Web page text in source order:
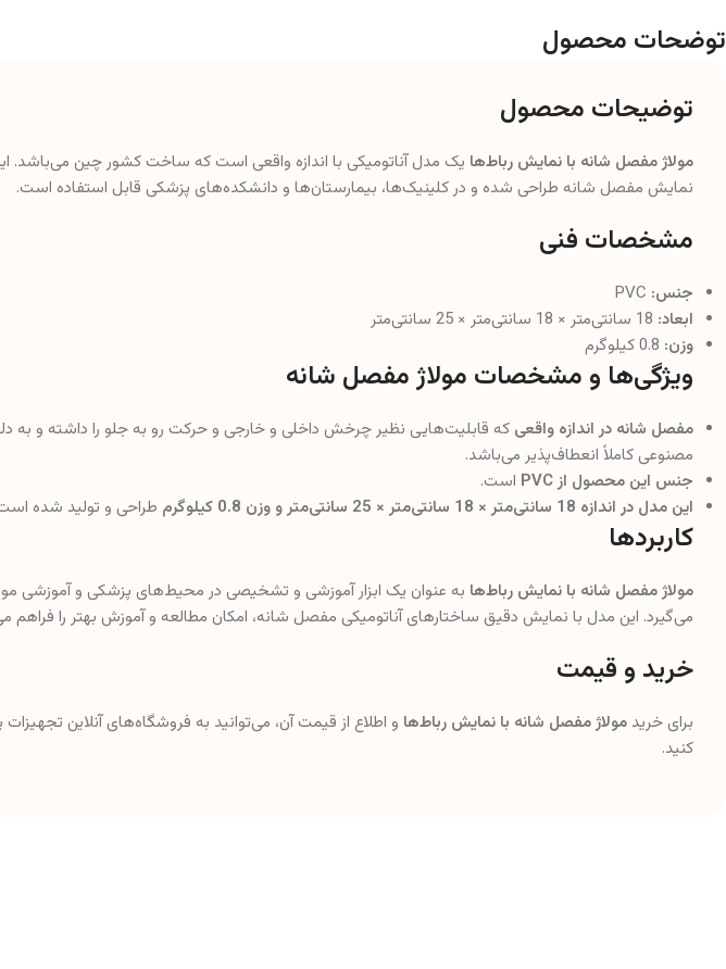
توضحات محصول
توضیحات محصول
مولاژ مفصل شانه با نمایش رباط‌ها یک مدل آناتومیکی با اندازه واقعی است که ساخت کشور چین می‌باشد.
نمایش مفصل شانه طراحی شده و در کلینیک‌ها، بیمارستان‌ها و دانشکده‌های پزشکی قابل استفاده است.
مشخصات فنی
جنس:
ابعاد:
وزن:
ویژگی‌ها و مشخصات مولاژ مفصل شانه
مفصل شانه در اندازه واقعی که قابلیت‌هایی نظیر چرخش داخلی و خارجی و حرکت رو به جلو را داشته و به
مصنوعی کاملاً انعطاف‌پذیر می‌باشد.
جنس این محصول از PVC
است.
این مدل در اندازه 18 سانتی‌متر × 18 سانتی‌متر × 25 سانتی‌متر و وزن 0.8 کیلوگرم
طراحی و تولید شده
کاربردها
مولاژ مفصل شانه با نمایش رباط‌ها به عنوان یک ابزار آموزشی و تشخیصی در محیط‌های پزشکی و آموزشی
می‌گیرد. این مدل با نمایش دقیق ساختارهای آناتومیکی مفصل شانه، امکان مطالعه و آموزش بهتر را فراهم
خرید و قیمت
برای خرید مولاژ مفصل شانه با نمایش رباط‌ها و اطلاع از قیمت آن، می‌توانید به فروشگاه‌های آنلاین
کنید.